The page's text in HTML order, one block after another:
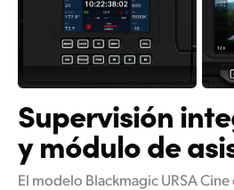
Supervisión
y módulo de
El modelo Blackmagic URSA